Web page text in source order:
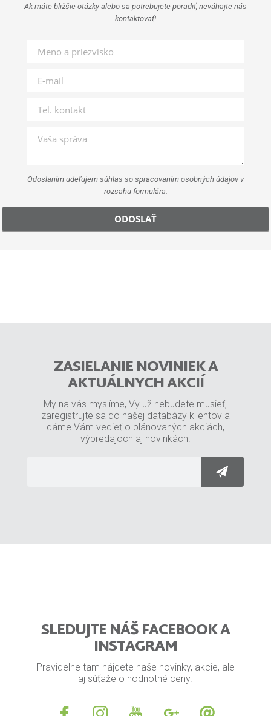
Ak máte bližšie otázky alebo sa potrebujete poradiť, neváhajte nás
kontaktovať!
Odoslaním udeľujem súhlas so spracovaním osobných údajov v
rozsahu formulára.
ODOSLAŤ
ZASIELANIE NOVINIEK A
AKTUÁLNYCH AKCIÍ
My na vás myslíme, Vy už nebudete musieť,
zaregistrujte sa do našej databázy klientov a
dáme Vám vedieť o plánovaných akciách,
výpredajoch aj novinkách.
SLEDUJTE NÁŠ FACEBOOK A
INSTAGRAM
Pravidelne tam nájdete naše novinky, akcie, ale
aj súťaže o hodnotné ceny.